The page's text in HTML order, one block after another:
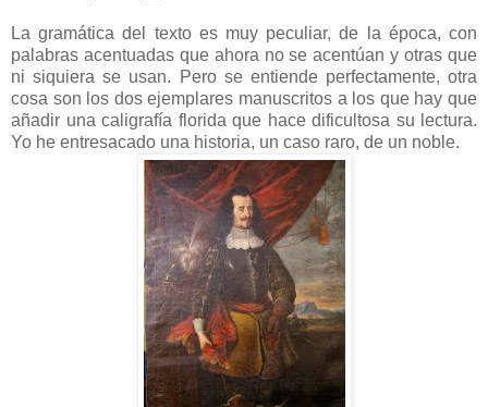
La gramática del texto es muy peculiar, de la época, con
palabras acentuadas que ahora no se acentúan y otras que
ni siquiera se usan. Pero se entiende perfectamente, otra
cosa son los dos ejemplares manuscritos a los que hay que
añadir una caligrafía florida que hace dificultosa su lectura.
Yo he entresacado una historia, un caso raro, de un noble.